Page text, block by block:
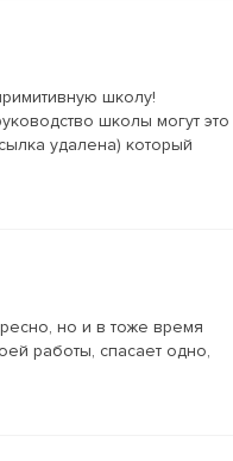
школу!
школы могут это
удалена) который
но и в тоже время
работы, спасает одно,